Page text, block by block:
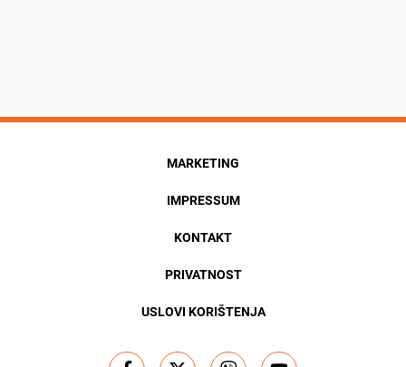
MARKETING
IMPRESSUM
KONTAKT
PRIVATNOST
USLOVI KORIŠTENJA